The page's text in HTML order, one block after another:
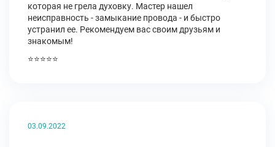
которая не грела духовку. Мастер нашел
неисправность - замыкание провода - и быстро
устранил ее. Рекомендуем вас своим друзьям и
знакомым!
⭐⭐⭐⭐⭐
03.09.2022